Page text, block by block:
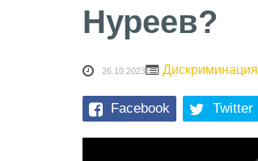
Нуреев?
26.10.2023 Дискриминация
Facebook Twitter